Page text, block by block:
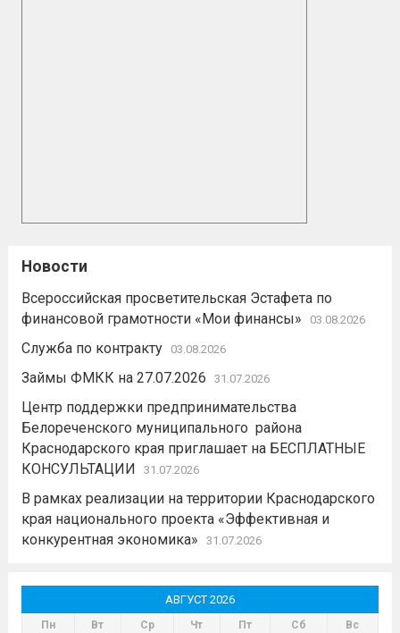
Новости
Всероссийская просветительская Эстафета по
финансовой грамотности «Мои финансы»
03.08.2026
Служба по контракту 03.08.2026
Займы ФМКК на 27.07.2026 31.07.2026
Центр поддержки предпринимательства
Белореченского муниципального района
Краснодарского края приглашает на БЕСПЛАТНЫЕ
КОНСУЛЬТАЦИИ
31.07.2026
В рамках реализации на территории Краснодарского
края национального проекта «Эффективная и
конкурентная экономика»
31.07.2026
АВГУСТ 2026
Пн Вт Ср Чт Пт Сб Вс